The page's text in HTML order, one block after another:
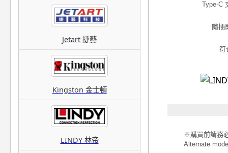
Jetart 捷藝
Kingston 金士頓
LINDY 林帝
Type-C
隨插
符
※購買前請務
Alternate